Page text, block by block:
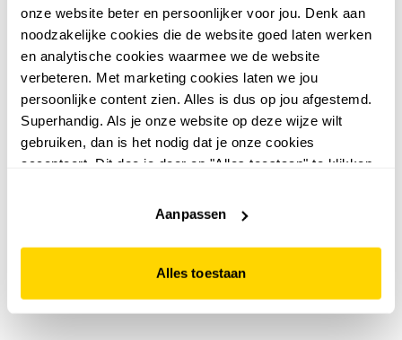
onze website beter en persoonlijker voor jou. Denk aan
noodzakelijke cookies die de website goed laten werken
en analytische cookies waarmee we de website
verbeteren. Met marketing cookies laten we jou
persoonlijke content zien. Alles is dus op jou afgestemd.
Superhandig. Als je onze website op deze wijze wilt
gebruiken, dan is het nodig dat je onze cookies
accepteert. Dit doe je door op "Alles toestaan" te klikken.
website niet optimaal functioneert.
Aanpassen
Alles toestaan